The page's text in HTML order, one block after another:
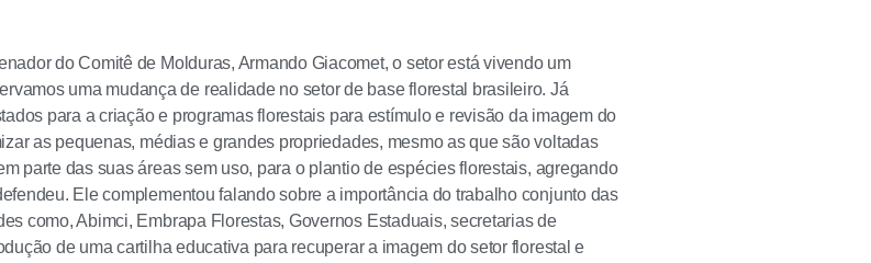
do Comitê de Molduras, Armando Giacomet, o setor está vivendo um
uma mudança de realidade no setor de base florestal brasileiro. Já
para a criação e programas florestais para estímulo e revisão da imagem do
as pequenas, médias e grandes propriedades, mesmo as que são voltadas
parte das suas áreas sem uso, para o plantio de espécies florestais, agregando
Ele complementou falando sobre a importância do trabalho conjunto das
como, Abimci, Embrapa Florestas, Governos Estaduais, secretarias de
de uma cartilha educativa para recuperar a imagem do setor florestal e